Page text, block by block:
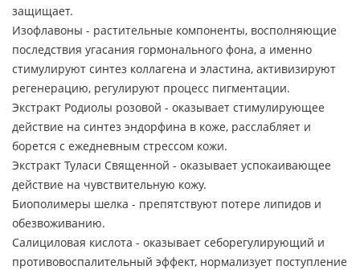
защищает.
Изофлавоны - растительные компоненты, восполняющие
последствия угасания гормонального фона, а именно
стимулируют синтез коллагена и эластина, активизируют
регенерацию, регулируют процесс пигментации.
Экстракт Родиолы розовой - оказывает стимулирующее
действие на синтез эндорфина в коже, расслабляет и
борется с ежедневным стрессом кожи.
Экстракт Туласи Священной - оказывает успокаивающее
действие на чувствительную кожу.
Биополимеры шелка - препятствуют потере липидов и
обезвоживанию.
Салициловая кислота - оказывает себорегулирующий и
противовоспалительный эффект, нормализует поступление